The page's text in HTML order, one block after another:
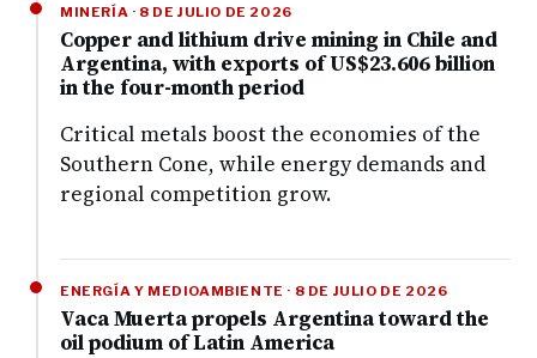
MINERÍA · 8 DE JULIO DE 2026
Copper and lithium drive mining in Chile and
Argentina, with exports of US$23.606 billion
in the four-month period
Critical metals boost the economies of the
Southern Cone, while energy demands and
regional competition grow.
ENERGÍA Y MEDIOAMBIENTE · 8 DE JULIO DE 2026
Vaca Muerta propels Argentina toward the
oil podium of Latin America